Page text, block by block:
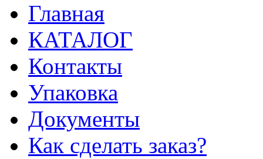
Главная
КАТАЛОГ
Контакты
Упаковка
Документы
Как сделать заказ?